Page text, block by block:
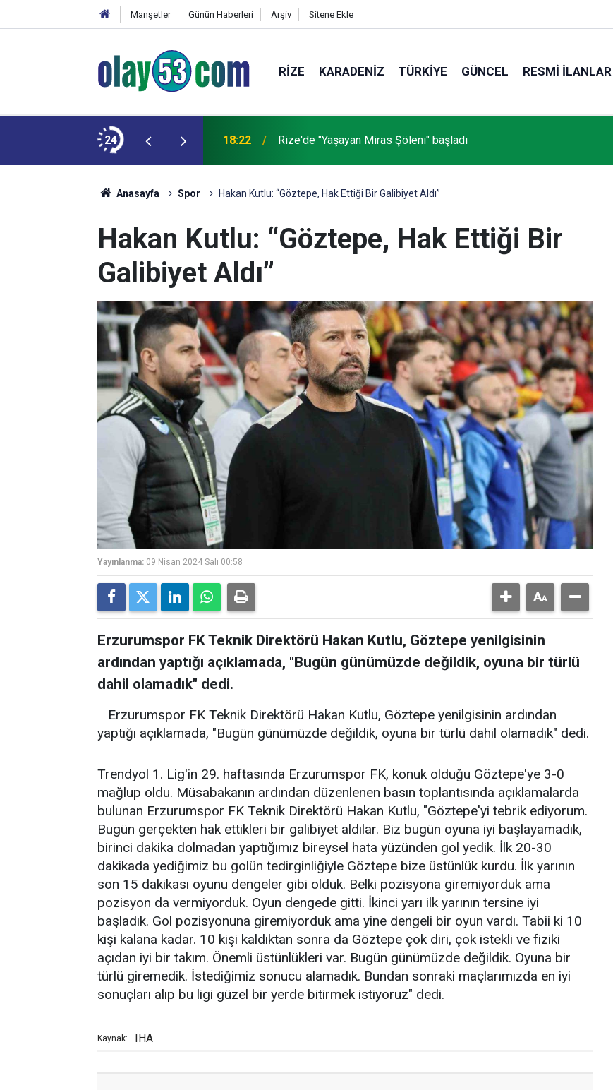
Manşetler Günün Haberleri Arşiv Sitene Ekle
RIZE KARADENIZ TÜRKIYE GÜNCEL RESMI İLANLAR
24
durumu ağır 18:22 Rize'de "Yaşayan Miras Şöleni" başladı
Anasayfa Spor Hakan Kutlu: “Göztepe, Hak Ettiği Bir Galibiyet Aldı”
Hakan Kutlu: “Göztepe, Hak Ettiği Bir
Galibiyet Aldı”
Yayınlanma: 09 Nisan 2024 Salı 00:58
Erzurumspor FK Teknik Direktörü Hakan Kutlu, Göztepe yenilgisinin
ardından yaptığı açıklamada, "Bugün günümüzde değildik, oyuna bir türlü
dahil olamadık" dedi.
Erzurumspor FK Teknik Direktörü Hakan Kutlu, Göztepe yenilgisinin ardından
yaptığı açıklamada, "Bugün günümüzde değildik, oyuna bir türlü dahil olamadık" dedi.
Trendyol 1. Lig'in 29. haftasında Erzurumspor FK, konuk olduğu Göztepe'ye 3-0
mağlup oldu. Müsabakanın ardından düzenlenen basın toplantısında açıklamalarda
bulunan Erzurumspor FK Teknik Direktörü Hakan Kutlu, "Göztepe'yi tebrik ediyorum.
Bugün gerçekten hak ettikleri bir galibiyet aldılar. Biz bugün oyuna iyi başlayamadık,
birinci dakika dolmadan yaptığımız bireysel hata yüzünden gol yedik. İlk 20-30
dakikada yediğimiz bu golün tedirginliğiyle Göztepe bize üstünlük kurdu. İlk yarının
son 15 dakikası oyunu dengeler gibi olduk. Belki pozisyona giremiyorduk ama
pozisyon da vermiyorduk. Oyun dengede gitti. İkinci yarı ilk yarının tersine iyi
başladık. Gol pozisyonuna giremiyorduk ama yine dengeli bir oyun vardı. Tabii ki 10
kişi kalana kadar. 10 kişi kaldıktan sonra da Göztepe çok diri, çok istekli ve fiziki
açıdan iyi bir takım. Önemli üstünlükleri var. Bugün günümüzde değildik. Oyuna bir
türlü giremedik. İstediğimiz sonucu alamadık. Bundan sonraki maçlarımızda en iyi
sonuçları alıp bu ligi güzel bir yerde bitirmek istiyoruz" dedi.
Kaynak: IHA